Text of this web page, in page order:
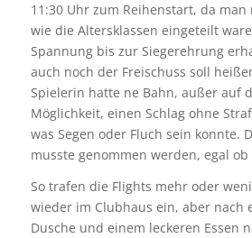
11:30 Uhr zum Reihenstart, da
wie die Altersklassen eingeteilt
Spannung bis zur Siegerehrung
auch noch der Freischuss soll
Spielerin hatte ne Bahn, außer auf
Möglichkeit, einen Schlag ohne
was Segen oder Fluch sein konnte.
musste genommen werden, egal
So trafen die Flights mehr oder
wieder im Clubhaus ein, aber nach
Dusche und einem leckeren Essen